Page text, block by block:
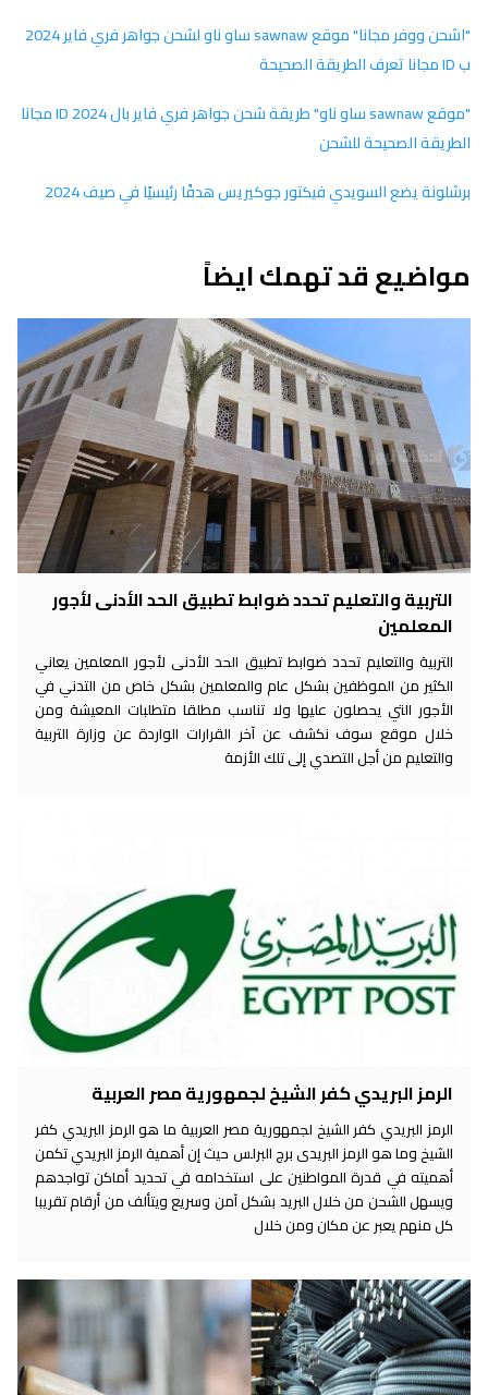
"اشحن ووفر مجانا" موقع sawnaw ساو ناو لشحن جواهر فري فاير 2024
ب ID مجانا تعرف الطريقة الصحيحة
"موقع sawnaw ساو ناو" طريقة شحن جواهر فري فاير بال ID 2024 مجانا
الطريقة الصحيحة للشحن
برشلونة يضع السويدي فيكتور جوكيريس هدفًا رئيسيًا في صيف 2024
مواضيع قد تهمك ايضاً
التربية والتعليم تحدد ضوابط تطبيق الحد الأدنى لأجور
المعلمين
التربية والتعليم تحدد ضوابط تطبيق الحد الأدنى لأجور المعلمين يعاني
الكثير من الموظفين بشكل عام والمعلمين بشكل خاص من التدني في
الأجور التي يحصلون عليها ولا تناسب مطلقا متطلبات المعيشة ومن
خلال موقع سوف نكشف عن آخر القرارات الواردة عن وزارة التربية
والتعليم من أجل التصدي إلى تلك الأزمة
الرمز البريدي كفر الشيخ لجمهورية مصر العربية
الرمز البريدي كفر الشيخ لجمهورية مصر العربية ما هو الرمز البريدي كفر
الشيخ وما هو الرمز البريدى برج البرلس حيث إن أهمية الرمز البريدي تكمن
أهميته في قدرة المواطنين على استخدامه في تحديد أماكن تواجدهم
ويسهل الشحن من خلال البريد بشكل آمن وسريع ويتألف من أرقام تقريبا
كل منهم يعبر عن مكان ومن خلال